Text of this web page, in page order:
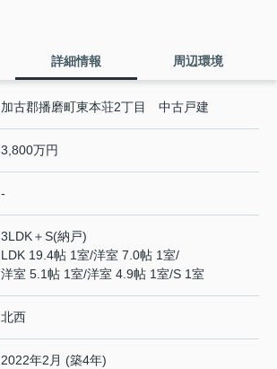
詳細情報 周辺環境
加古郡播磨町東本荘2丁目 中古戸建
3,800万円
-
3LDK＋S(納戸)
LDK 19.4帖 1室/洋室 7.0帖 1室/
洋室 5.1帖 1室/洋室 4.9帖 1室/S 1室
北西
2022年2月 (築4年)